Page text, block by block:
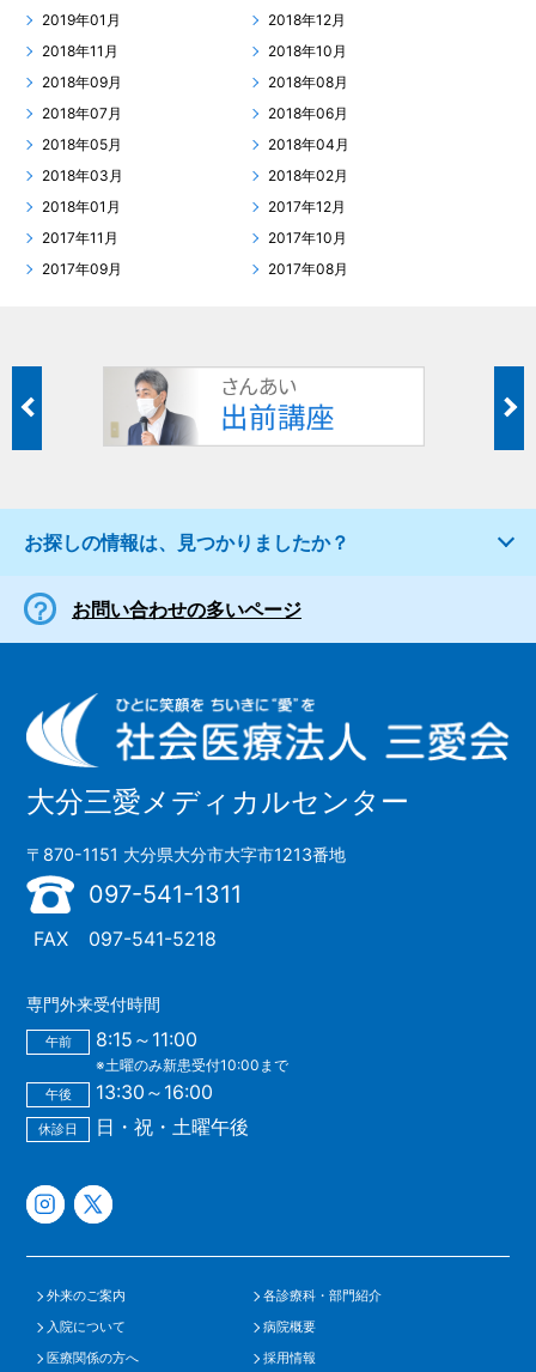
2019年01月
2018年12月
2018年11月
2018年10月
2018年09月
2018年08月
2018年07月
2018年06月
2018年05月
2018年04月
2018年03月
2018年02月
2018年01月
2017年12月
2017年11月
2017年10月
2017年09月
2017年08月
お探しの情報は、見つかりましたか？
お問い合わせの多いページ
大分三愛メディカルセンター
〒870-1151 大分県大分市大字市1213番地
097-541-1311
FAX 097-541-5218
専門外来受付時間
午前 8:15～11:00
※土曜のみ新患受付10:00まで
午後 13:30～16:00
休診日 日・祝・土曜午後
外来のご案内
各診療科・部門紹介
入院について
病院概要
医療関係の方へ
採用情報